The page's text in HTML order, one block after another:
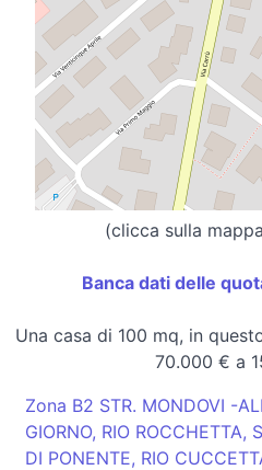
(clicca sulla
Banca dati delle
Una casa di 100 mq, in
70.000 € a
Zona B2 STR. MONDOVI -
GIORNO, RIO ROCCHETTA,
DI PONENTE, RIO